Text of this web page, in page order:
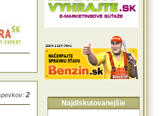
2
Najdiskutovanejšie